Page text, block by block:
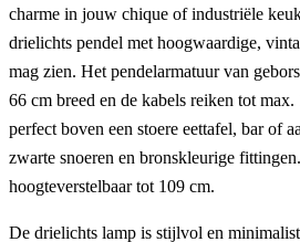
charme in jouw chique of industriële
drielichts pendel met hoogwaardige,
mag zien. Het pendelarmatuur van
66 cm breed en de kabels reiken tot
perfect boven een stoere eettafel, bar of
zwarte snoeren en bronskleurige
hoogteverstelbaar tot 109 cm.
De drielichts lamp is stijlvol en